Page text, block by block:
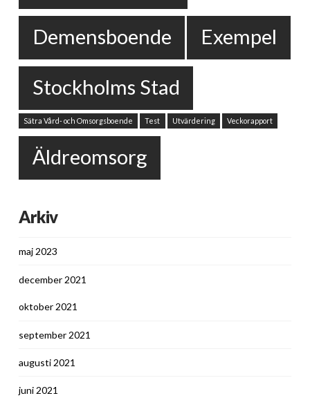
Demensboende Exempel
Stockholms Stad
Sätra Vård- och Omsorgsboende Test Utvärdering Veckorapport
Äldreomsorg
Arkiv
maj 2023
december 2021
oktober 2021
september 2021
augusti 2021
juni 2021